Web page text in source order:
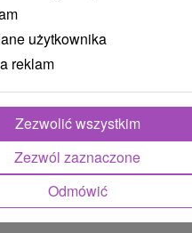
chcesz polecić nam nową
użytkownika
reklam
Odmówić
Zezwól zaznaczone
Zezwolić wszystkim